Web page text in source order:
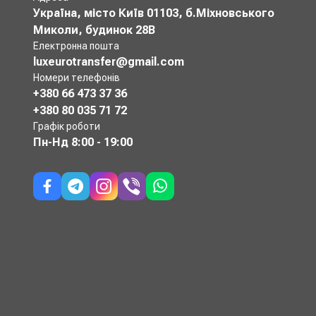
Україна, місто Київ 01103, б.Міхновського
Миколи, будинок 28В
Електронна пошта
luxeurotransfer@gmail.com
Номери телефонів
+380 66 473 37 36
+380 80 035 71 72
Графік роботи
Пн-Нд 8:00 - 19:00